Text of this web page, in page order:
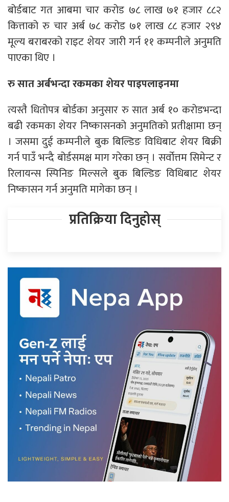
बोर्डबाट गत आबमा चार करोड ७८ लाख ७१ हजार ८८२
कित्ताको रु चार अर्ब ७८ करोड ७१ लाख ८८ हजार २९४
मूल्य बराबरको राइट शेयर जारी गर्न ११ कम्पनीले अनुमति
पाएका थिए ।
रु सात अर्बभन्दा रकमका शेयर पाइपलाइनमा
त्यस्तै धितोपत्र बोर्डका अनुसार रु सात अर्ब १० करोडभन्दा
बढी रकमका शेयर निष्कासनको अनुमतिको प्रतीक्षामा छन्
। जसमा दुई कम्पनीले बुक बिल्डिङ विधिबाट शेयर बिक्री
गर्न पाउँ भन्दै बोर्डसमक्ष माग गरेका छन् । सर्वोत्तम सिमेन्ट र
रिलायन्स स्पिनिङ मिल्सले बुक बिल्डिङ विधिबाट शेयर
निष्कासन गर्न अनुमति मागेका छन् ।
प्रतिक्रिया दिनुहोस्